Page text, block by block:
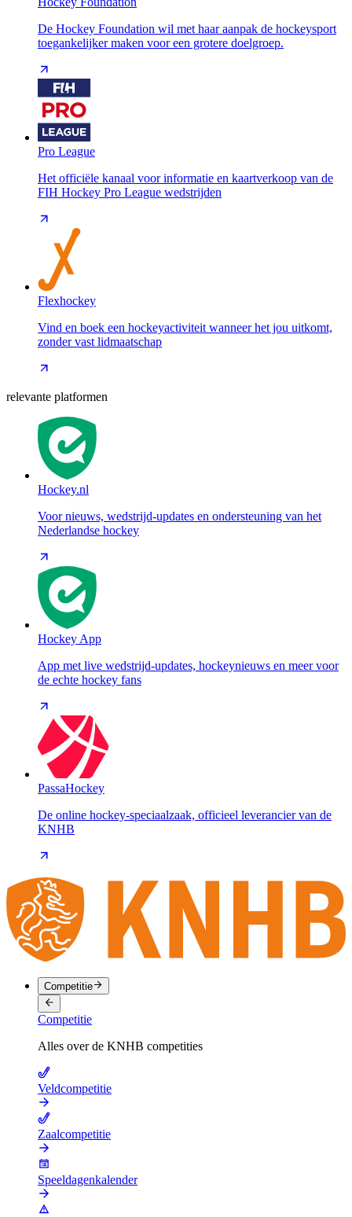
De Hockey Foundation wil met haar aanpak de hockeysport
toegankelijker maken voor een grotere doelgroep.
Pro League
Het officiële kanaal voor informatie en kaartverkoop van de
FIH Hockey Pro League wedstrijden
Flexhockey
Vind en boek een hockeyactiviteit wanneer het jou uitkomt,
zonder vast lidmaatschap
relevante platformen
Hockey.nl
Voor nieuws, wedstrijd-updates en ondersteuning van het
Nederlandse hockey
Hockey App
App met live wedstrijd-updates, hockeynieuws en meer voor
de echte hockey fans
PassaHockey
De online hockey-speciaalzaak, officieel leverancier van de
KNHB
Competitie
Competitie
Alles over de KNHB competities
Veldcompetitie
Zaalcompetitie
Speeldagenkalender